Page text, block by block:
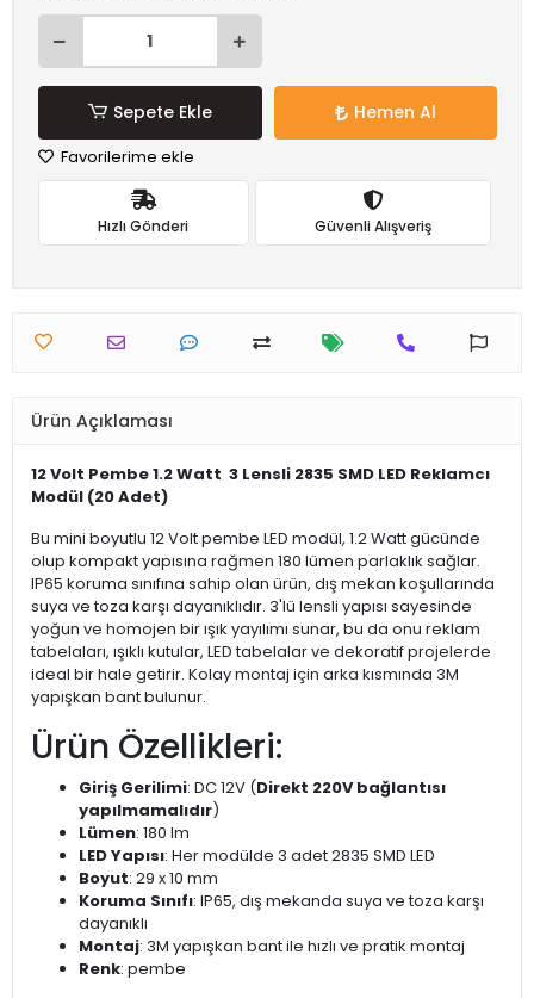
Sepete Ekle Hemen Al
Favorilerime ekle
Hızlı Gönderi Güvenli Alışveriş
Ürün Açıklaması
12 Volt Pembe 1.2 Watt 3 Lensli 2835 SMD LED Reklamcı
Modül (20 Adet)
Bu mini boyutlu 12 Volt pembe LED modül, 1.2 Watt gücünde
olup kompakt yapısına rağmen 180 lümen parlaklık sağlar.
IP65 koruma sınıfına sahip olan ürün, dış mekan koşullarında
suya ve toza karşı dayanıklıdır. 3'lü lensli yapısı sayesinde
yoğun ve homojen bir ışık yayılımı sunar, bu da onu reklam
tabelaları, ışıklı kutular, LED tabelalar ve dekoratif projelerde
ideal bir hale getirir. Kolay montaj için arka kısmında 3M
yapışkan bant bulunur.
Ürün Özellikleri:
Giriş Gerilimi: DC 12V (Direkt 220V bağlantısı
yapılmamalıdır)
Lümen: 180 lm
LED Yapısı: Her modülde 3 adet 2835 SMD LED
Boyut: 29 x 10 mm
Koruma Sınıfı: IP65, dış mekanda suya ve toza karşı
dayanıklı
Montaj: 3M yapışkan bant ile hızlı ve pratik montaj
Renk: pembe